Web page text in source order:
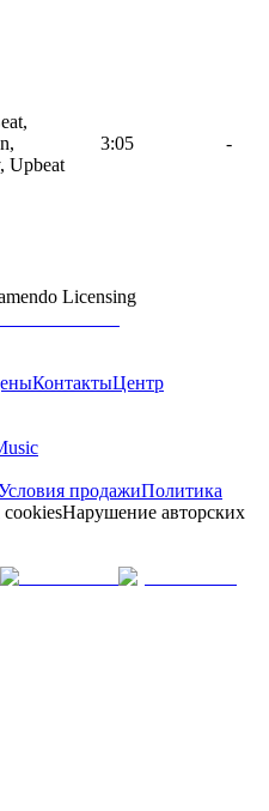
Upbeat
3:05 -
Licensing
КонтактыЦентр
продажиПолитика
Нарушение авторских